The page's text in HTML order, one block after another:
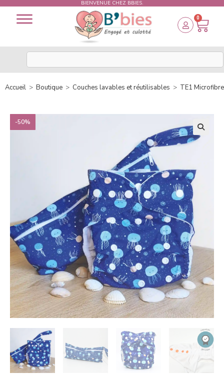
BIENVENUE CHEZ BBIES.
0
Accueil > Boutique > Couches lavables et réutilisables > TE1 Microfibre
-50%